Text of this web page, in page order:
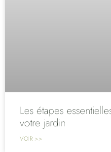
Les étapes
votre jardin
VOIR >>